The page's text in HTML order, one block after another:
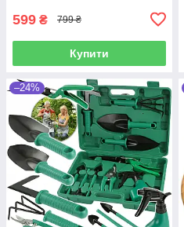
599 ₴ 799 ₴
Купити
–24%